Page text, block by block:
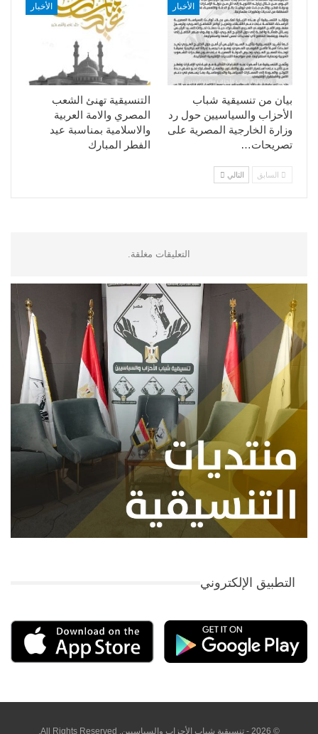
الأخبار
التنسيقية تهنئ الشعب
المصري والامة العربية
والاسلامية بمناسبة عيد
الفطر المبارك
الأخبار
بيان من تنسيقية شباب
الأحزاب والسياسيين حول رد
وزارة الخارجية المصرية على
تصريحات…
السابق التالي
التعليقات مغلقة.
التطبيق الإلكتروني
© 2026 - تنسيقية شباب الأحزاب والسياسيين. All Rights Reserved.